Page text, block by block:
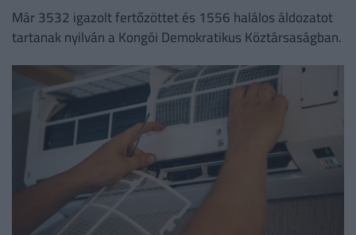
Már 3532 igazolt fertőzöttet és 1556 halálos áldozatot
tartanak nyilván a Kongói Demokratikus Köztársaságban.